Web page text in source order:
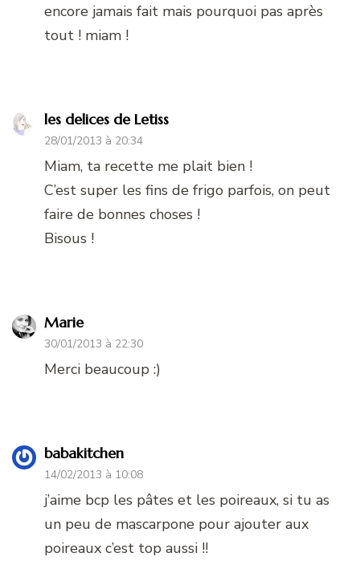
encore jamais fait mais pourquoi pas après
tout ! miam !
les delices de Letiss
28/01/2013 à 20:34
Miam, ta recette me plait bien !
C’est super les fins de frigo parfois, on peut
faire de bonnes choses !
Bisous !
Marie
30/01/2013 à 22:30
Merci beaucoup :)
babakitchen
14/02/2013 à 10:08
j’aime bcp les pâtes et les poireaux, si tu as
un peu de mascarpone pour ajouter aux
poireaux c’est top aussi !!